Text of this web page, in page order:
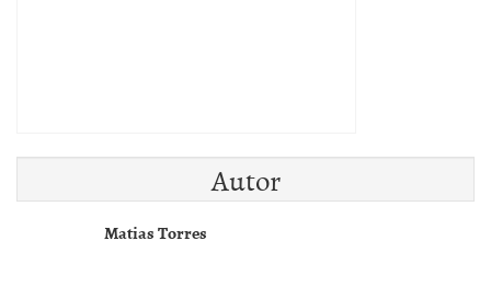
Autor
Matias Torres